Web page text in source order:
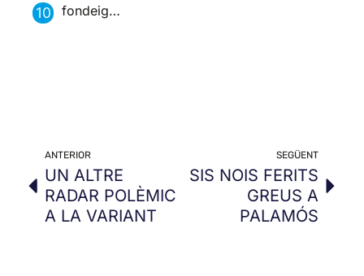
fondeig…
ANTERIOR
UN ALTRE
RADAR POLÈMIC
A LA VARIANT
SEGÜENT
SIS NOIS FERITS
GREUS A
PALAMÓS